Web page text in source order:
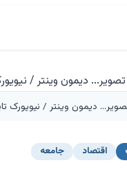
دیمون وینتر / نیویورک
اقتصاد جامعه